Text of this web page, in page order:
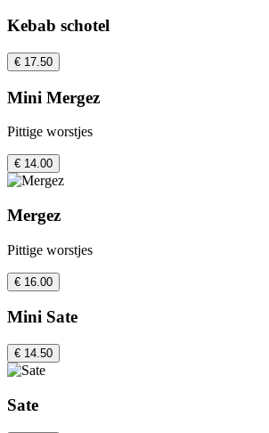
Kebab schotel
€ 17.50
Mini Mergez
Pittige worstjes
€ 14.00
Mergez
Pittige worstjes
€ 16.00
Mini Sate
€ 14.50
Sate